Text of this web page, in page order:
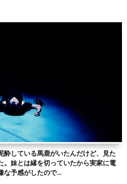
酔している馬鹿がいたんだけど、見た
。妹とは縁を切っていたから実家に電
な予感がしたので…